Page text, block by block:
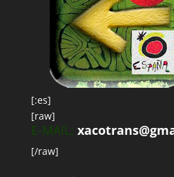
[:es]
[raw]
E-MAIL:
[/raw]